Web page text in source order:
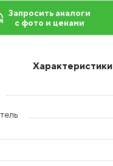
Запросить аналоги
с фото и ценами
Характеристики